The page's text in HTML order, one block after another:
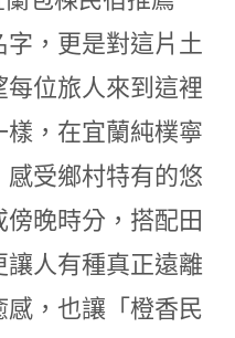
，更是對這片土
位旅人來到這裡
樣，在宜蘭純樸寧
受鄉村特有的悠
晚時分，搭配田
人有種真正遠離
，也讓「橙香民